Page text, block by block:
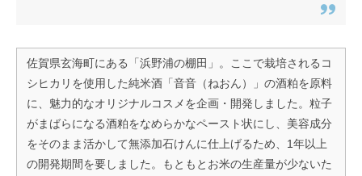
佐賀県玄海町にある「浜野浦の棚田」。ここで栽培されるコ
シヒカリを使用した純米酒「音音（ねおん）」の酒粕を原料
に、魅力的なオリジナルコスメを企画・開発しました。粒子
がまばらになる酒粕をなめらかなペースト状にし、美容成分
をそのまま活かして無添加石けんに仕上げるため、1年以上
の開発期間を要しました。もともとお米の生産量が少ないた